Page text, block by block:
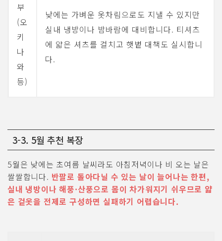
부
(오
키
나
와
등)
낮에는 가벼운 옷차림으로도 지낼 수 있지만
실내 냉방이나 밤바람에 대비합니다. 티셔츠
에 얇은 셔츠를 걸치고 햇볕 대책도 실시합니
다.
3-3. 5월 추천 복장
5월은 낮에는 초여름 날씨라도 아침저녁이나 비 오는 날은
쌀쌀합니다. 반팔로 돌아다닐 수 있는 날이 늘어나는 한편,
실내 냉방이나 해풍·산풍으로 몸이 차가워지기 쉬우므로 얇
은 겉옷을 전제로 구성하면 실패하기 어렵습니다.